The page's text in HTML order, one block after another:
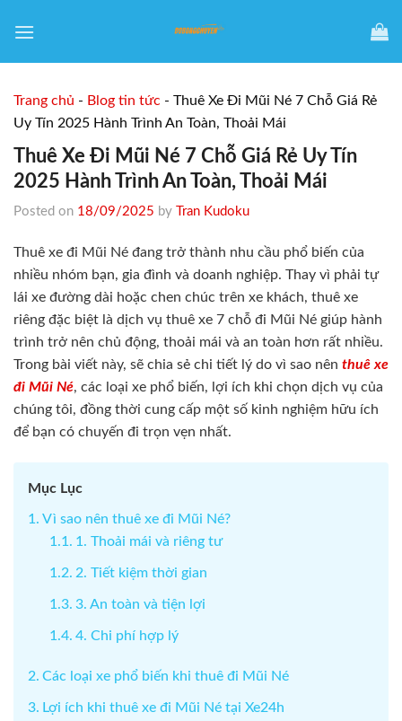
Trang chủ - Blog tin tức - Thuê Xe Đi Mũi Né 7 Chỗ Giá Rẻ
Uy Tín 2025 Hành Trình An Toàn, Thoải Mái
Thuê Xe Đi Mũi Né 7 Chỗ Giá Rẻ Uy Tín
2025 Hành Trình An Toàn, Thoải Mái
Posted on 18/09/2025 by Tran Kudoku
Thuê xe đi Mũi Né đang trở thành nhu cầu phổ biến của
nhiều nhóm bạn, gia đình và doanh nghiệp. Thay vì phải tự
lái xe đường dài hoặc chen chúc trên xe khách, thuê xe
riêng đặc biệt là dịch vụ thuê xe 7 chỗ đi Mũi Né giúp hành
trình trở nên chủ động, thoải mái và an toàn hơn rất nhiều.
Trong bài viết này, sẽ chia sẻ chi tiết lý do vì sao nên thuê xe
đi Mũi Né, các loại xe phổ biến, lợi ích khi chọn dịch vụ của
chúng tôi, đồng thời cung cấp một số kinh nghiệm hữu ích
để bạn có chuyến đi trọn vẹn nhất.
Mục Lục
Vì sao nên thuê xe đi Mũi Né?
1. Thoải mái và riêng tư
2. Tiết kiệm thời gian
3. An toàn và tiện lợi
4. Chi phí hợp lý
Các loại xe phổ biến khi thuê đi Mũi Né
Lợi ích khi thuê xe đi Mũi Né tại Xe24h